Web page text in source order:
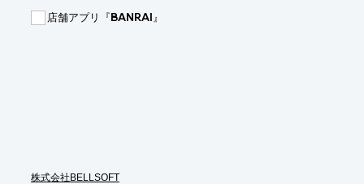
店舗アプリ『BANRAI』
株式会社BELLSOFT